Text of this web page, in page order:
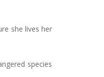
she lives her
species